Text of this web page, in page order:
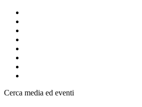
Cerca media ed eventi